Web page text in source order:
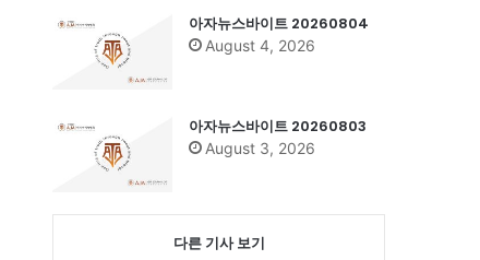
아자뉴스바이트 20260804
August 4, 2026
아자뉴스바이트 20260803
August 3, 2026
다른 기사 보기